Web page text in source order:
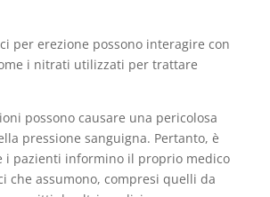
per erezione possono interagire con
i nitrati utilizzati per trattare
possono causare una pericolosa
pressione sanguigna. Pertanto, è
i pazienti informino il proprio medico
che assumono, compresi quelli da